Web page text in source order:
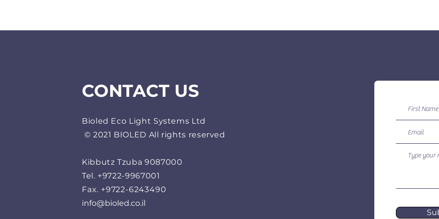
CONTACT US
Bioled Eco Light Systems Ltd
© 2021 BIOLED All rights reserved
Kibbutz Tzuba 9087000
Tel. +9722-9967001
Fax. +9722-6243490
info@bioled.co.il